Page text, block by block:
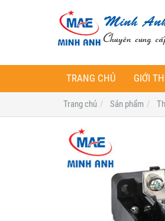
TRANG CHỦ GIỚI
Trang chủ Sản phẩm